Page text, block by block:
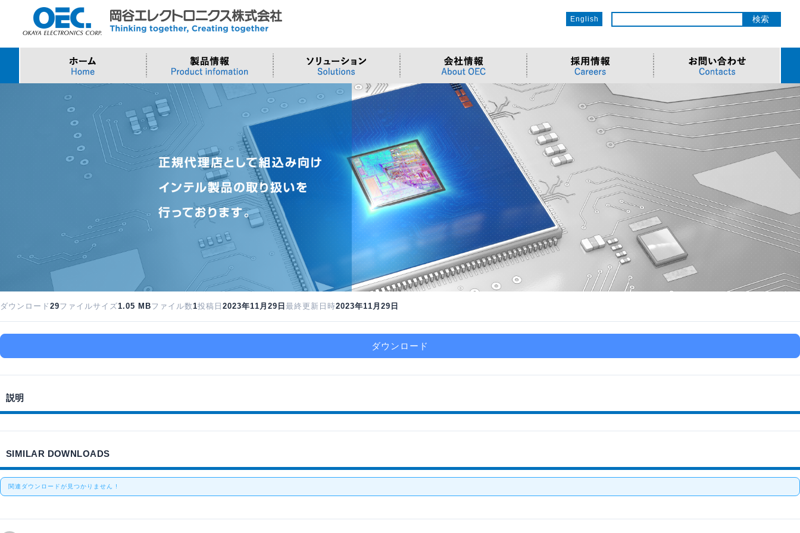
English
>Intel (IoT/Embedded)
>Intel Arc Graphics
ソフトウェア・クラウド
>Microsoft Azure
>Windows IoT
>Trellix
>AMI
システム
>Embeddedシステム
>オンライン資格確認端末
>周辺デバイス
サーバー/ネットワーク
>Supermicro
>液体冷却ソリューション
>DCBBS
>Components
>Semiconductor
>Automotive
>インテル IoTソリューション
>評価開発キット
>LLMソリューション
スマートシティ・DX
>ナガレミル / 人流・交通観測
>OTセキュリティ
>Edgeシリーズ
>Elementシリーズ
>Stellarシリーズ
>ものづくりソリューション
>有償技術サービス
>小型PCソリューション
>カスタムPCソリューション
>台湾ソリューション
>地デジテレビ
>海外電子部品選定
>トップメッセージ >沿革 >拠点一覧
>OECのCSR
>社会への取り組み
>環境への取り組み
>社員との関わり
>その他・採用お問い合わせ >当社向けご提案フォーム
ダウンロード 29ファイルサイズ1.05 MBファイル数1投稿日 2023年11月29日 最終更新日時2023年11月29日
ダウンロード
説明
SIMILAR DOWNLOADS
関連ダウンロードが見つかりません !